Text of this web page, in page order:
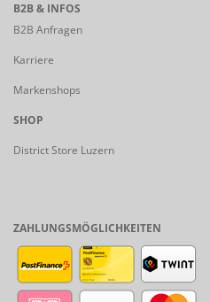
B2B & INFOS
B2B Anfragen
Karriere
Markenshops
SHOP
District Store Luzern
ZAHLUNGSMÖGLICHKEITEN